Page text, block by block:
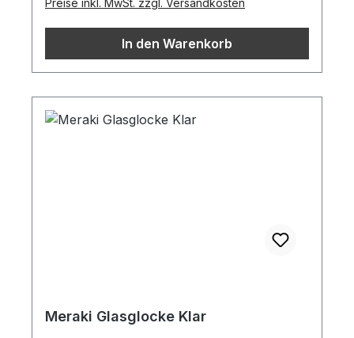
Preise inkl. MwSt. zzgl. Versandkosten
In den Warenkorb
Meraki Glasglocke Klar